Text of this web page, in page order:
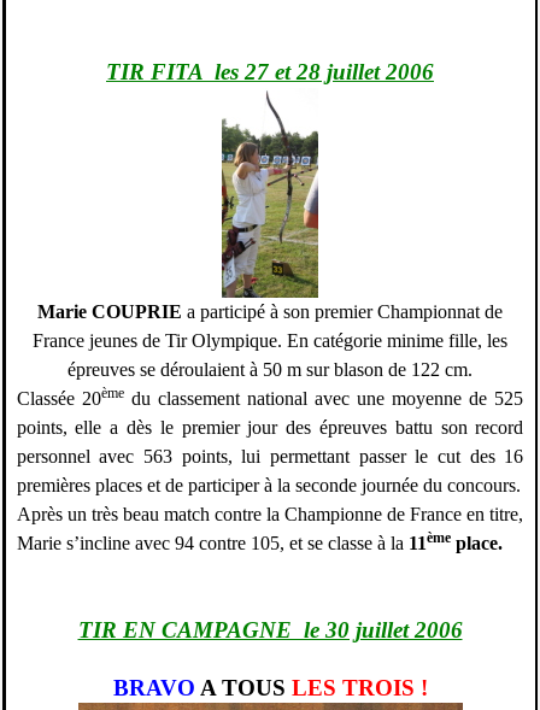
TIR FITA  les 27 et 28 juillet 2006
Marie COUPRIE a participé à son premier Championnat de
France jeunes de Tir Olympique. En catégorie minime fille, les
épreuves se déroulaient à 50 m sur blason de 122 cm.
Classée 20èmedu classement national avec une moyenne de 525
points, elle a dès le premier jour des épreuves battu son record
personnel avec 563 points, lui permettant passer le cut des 16
premières places et de participer à la seconde journée du concours.
Après un très beau match contre la Championne de France en titre,
Marie s’incline avec 94 contre 105, et se classe à la 11èmeplace.
TIR EN CAMPAGNE  le 30 juillet 2006
BRAVO A TOUS LES TROIS !